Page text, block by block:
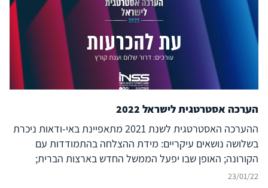
הערכה אסטרטגית לישראל 2022
ההערכה האסטרטגית לשנת 2021 מתאפיינת באי-ודאות ניכרת
בשלושה נושאים עיקריים: מידת ההצלחה בהתמודדות עם
הקורונה; האופן שבו יפעל הממשל החדש בארצות הברית;
וההתפתחויות הפוליטיות בישראל. ההערכה הנוכחית מבוססת
23/01/22